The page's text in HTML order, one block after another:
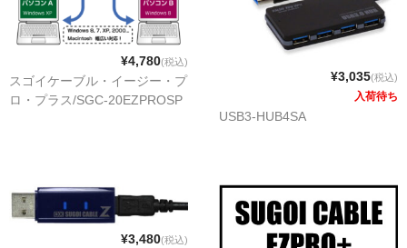
¥4,780(税込)
スゴイケーブル・イージー・プ
ロ・プラス/SGC-20EZPROSP
¥3,035(税込)
入荷待ち
USB3-HUB4SA
¥3,480(税込)